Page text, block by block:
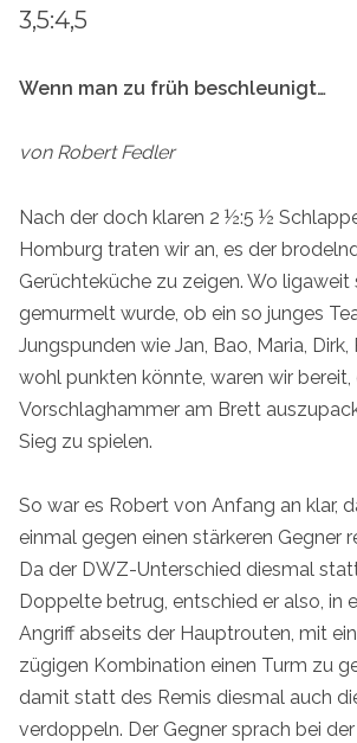
3,5:4,5
Wenn man zu früh beschleunigt…
von Robert Fedler
Nach der doch klaren 2 ½:5 ½
Homburg traten wir an, es der
Gerüchteküche zu zeigen. Wo ligaweit
gemurmelt wurde, ob ein so junges
Jungspunden wie Jan, Bao, Maria,
wohl punkten könnte, waren wir bereit,
Vorschlaghammer am Brett
Sieg zu spielen.
So war es Robert von Anfang an klar,
einmal gegen einen stärkeren Gegner
Da der DWZ-Unterschied diesmal
Doppelte betrug, entschied er also, in
Angriff abseits der Hauptrouten, mit
zügigen Kombination einen Turm zu
damit statt des Remis diesmal auch
verdoppeln. Der Gegner sprach bei der